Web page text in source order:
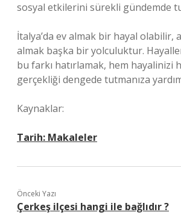
sosyal etkilerini sürekli gündemde
İtalya’da ev almak bir hayal olabilir,
almak başka bir yolculuktur.
bu farkı hatırlamak, hem hayalinizi
gerçekliği dengede tutmanıza
Kaynaklar:
Tarih: Makaleler
Önceki Yazı
Çerkeş ilçesi hangi ile bağlıdır ?